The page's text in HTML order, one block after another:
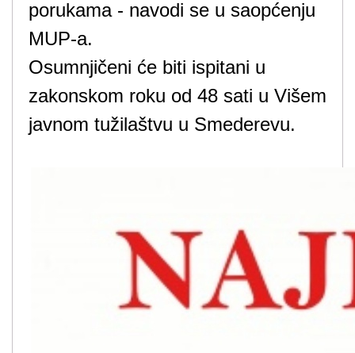
porukama - navodi se u saopćenju
MUP-a.
Osumnjičeni će biti ispitani u
zakonskom roku od 48 sati u Višem
javnom tužilaštvu u Smederevu.